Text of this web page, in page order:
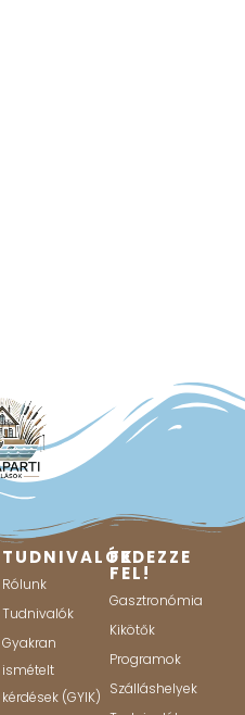
TUDNIVALÓK
Rólunk
Tudnivalók
Gyakran
ismételt
kérdések (GYIK)
FEDEZZE
FEL!
Gasztronómia
Kikötők
Programok
Szálláshelyek